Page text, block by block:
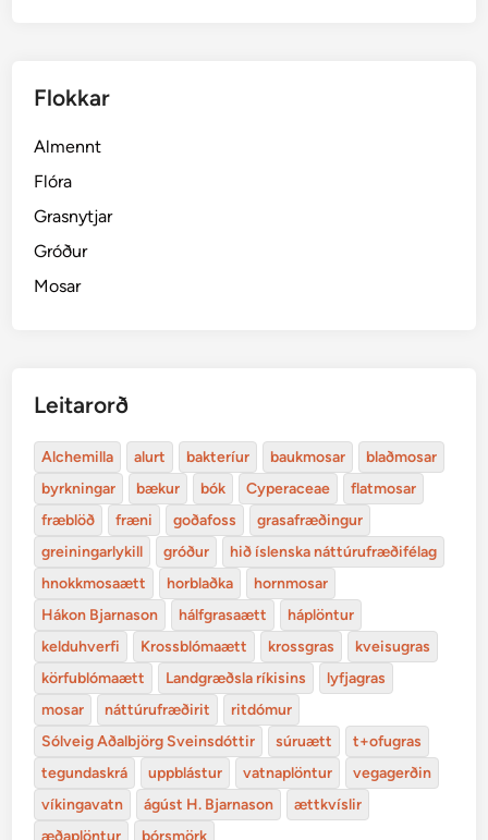
Flokkar
Almennt
Flóra
Grasnytjar
Gróður
Mosar
Leitarorð
Alchemilla alurt bakteríur baukmosar
blaðmosar
byrkningar
bækur bók Cyperaceae
flatmosar
fræblöð
fræni goðafoss
grasafræðingur
greiningarlykill
gróður
hið íslenska náttúrufræðifélag
hnokkmosaætt
horblaðka
hornmosar
Hákon Bjarnason
hálfgrasaætt
háplöntur
kelduhverfi
Krossblómaætt krossgras
kveisugras
körfublómaætt
Landgræðsla ríkisins
lyfjagras
mosar
náttúrufræðirit
ritdómur
Sólveig Aðalbjörg Sveinsdóttir
súruætt
t+ofugras
tegundaskrá
uppblástur vatnaplöntur
vegagerðin
víkingavatn
ágúst H. Bjarnason
ættkvíslir
æðaplöntur
þórsmörk